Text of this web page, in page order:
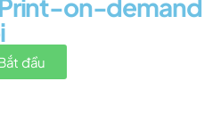
on-demand
đầu